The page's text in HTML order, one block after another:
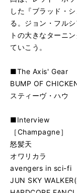
した『ブラッド・
る。ジョン・フル
トの大きなターニ
ていこう。
■The Axis' Gear
BUMP OF
スティーヴ・ハウ
■Interview
［Champagne］
怒髪天
オワリカラ
avengers in sci-fi
JUN SKY